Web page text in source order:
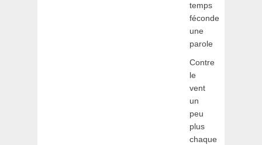
temps
féconde
une
parole
Contre
le
vent
un
peu
plus
chaque